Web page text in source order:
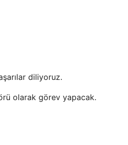
diliyoruz.
olarak görev yapacak.